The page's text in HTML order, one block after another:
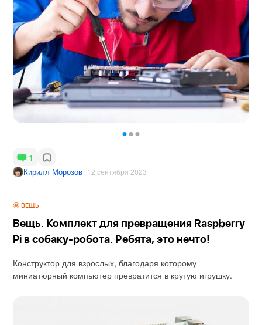
1
Кирилл Морозов 12 сентября 2023
🤩 ВЕЩЬ
Вещь. Комплект для превращения Raspberry
Pi в собаку-робота. Ребята, это нечто!
Конструктор для взрослых, благодаря которому
миниатюрный компьютер превратится в крутую игрушку.